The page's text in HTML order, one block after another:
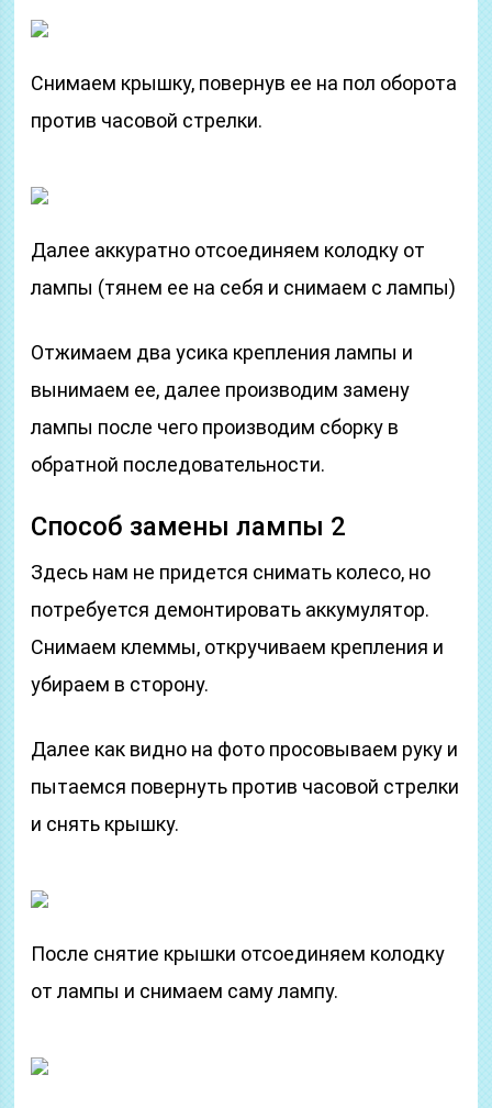
Снимаем крышку, повернув ее на пол оборота
против часовой стрелки.
Далее аккуратно отсоединяем колодку от
лампы (тянем ее на себя и снимаем с лампы)
Отжимаем два усика крепления лампы и
вынимаем ее, далее производим замену
лампы после чего производим сборку в
обратной последовательности.
Способ замены лампы 2
Здесь нам не придется снимать колесо, но
потребуется демонтировать аккумулятор.
Снимаем клеммы, откручиваем крепления и
убираем в сторону.
Далее как видно на фото просовываем руку и
пытаемся повернуть против часовой стрелки
и снять крышку.
После снятие крышки отсоединяем колодку
от лампы и снимаем саму лампу.